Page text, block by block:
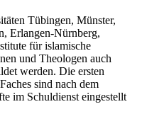
Tübingen, Münster,
Erlangen-Nürnberg,
für islamische
und Theologen auch
werden. Die ersten
sind nach dem
im Schuldienst eingestellt